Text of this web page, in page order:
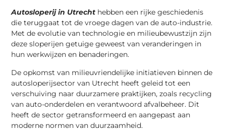
Autosloperij in Utrecht hebben een rijke geschiedenis
die teruggaat tot de vroege dagen van de auto-industrie.
Met de evolutie van technologie en milieubewustzijn zijn
deze sloperijen getuige geweest van veranderingen in
hun werkwijzen en benaderingen.
De opkomst van milieuvriendelijke initiatieven binnen de
autosloperijsector van Utrecht heeft geleid tot een
verschuiving naar duurzamere praktijken, zoals recycling
van auto-onderdelen en verantwoord afvalbeheer. Dit
heeft de sector getransformeerd en aangepast aan
moderne normen van duurzaamheid.